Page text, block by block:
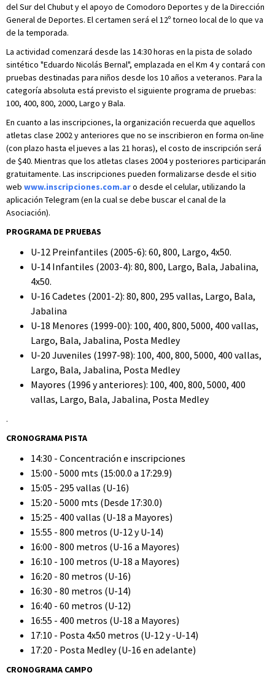
del Sur del Chubut y el apoyo de Comodoro Deportes y de la Dirección
General de Deportes. El certamen será el 12º torneo local de lo que va
de la temporada.
La actividad comenzará desde las 14:30 horas en la pista de solado
sintético "Eduardo Nicolás Bernal", emplazada en el Km 4 y contará con
pruebas destinadas para niños desde los 10 años a veteranos. Para la
categoría absoluta está previsto el siguiente programa de pruebas:
100, 400, 800, 2000, Largo y Bala.
En cuanto a las inscripciones, la organización recuerda que aquellos
atletas clase 2002 y anteriores que no se inscribieron en forma on-line
(con plazo hasta el jueves a las 21 horas), el costo de inscripción será
de $40. Mientras que los atletas clases 2004 y posteriores participarán
gratuitamente. Las inscripciones pueden formalizarse desde el sitio
web www.inscripciones.com.aro desde el celular, utilizando la
aplicación Telegram (en la cual se debe buscar el canal de la
Asociación).
PROGRAMA DE PRUEBAS
U-12 Preinfantiles (2005-6): 60, 800, Largo, 4x50.
U-14 Infantiles (2003-4): 80, 800, Largo, Bala, Jabalina,
4x50.
U-16 Cadetes (2001-2): 80, 800, 295 vallas, Largo, Bala,
Jabalina
U-18 Menores (1999-00): 100, 400, 800, 5000, 400 vallas,
Largo, Bala, Jabalina, Posta Medley
U-20 Juveniles (1997-98): 100, 400, 800, 5000, 400 vallas,
Largo, Bala, Jabalina, Posta Medley
Mayores (1996 y anteriores): 100, 400, 800, 5000, 400
vallas, Largo, Bala, Jabalina, Posta Medley
.
CRONOGRAMA PISTA
14:30 - Concentración e inscripciones
15:00 - 5000 mts (15:00.0 a 17:29.9)
15:05 - 295 vallas (U-16)
15:20 - 5000 mts (Desde 17:30.0)
15:25 - 400 vallas (U-18 a Mayores)
15:55 - 800 metros (U-12 y U-14)
16:00 - 800 metros (U-16 a Mayores)
16:10 - 100 metros (U-18 a Mayores)
16:20 - 80 metros (U-16)
16:30 - 80 metros (U-14)
16:40 - 60 metros (U-12)
16:55 - 400 metros (U-18 a Mayores)
17:10 - Posta 4x50 metros (U-12 y -U-14)
17:20 - Posta Medley (U-16 en adelante)
CRONOGRAMA CAMPO